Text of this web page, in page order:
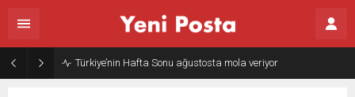
Türkiye’nin Hafta Sonu ağustosta mola veriyor